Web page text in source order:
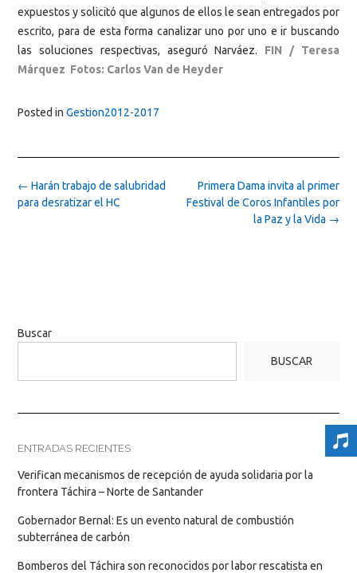
expuestos y solicitó que algunos de ellos le sean entregados por
escrito, para de esta forma canalizar uno por uno e ir buscando
las soluciones respectivas, aseguró Narváez. FIN / Teresa
Márquez Fotos: Carlos Van de Heyder
Posted in Gestion2012-2017
Post
navigation
Primera Dama invita al primer
Festival de Coros Infantiles por
la Paz y la Vida →
← Harán trabajo de salubridad
para desratizar el HC
Buscar
BUSCAR
ENTRADAS RECIENTES
Verifican mecanismos de recepción de ayuda solidaria por la
frontera Táchira – Norte de Santander
Gobernador Bernal: Es un evento natural de combustión
subterránea de carbón
Bomberos del Táchira son reconocidos por labor rescatista en